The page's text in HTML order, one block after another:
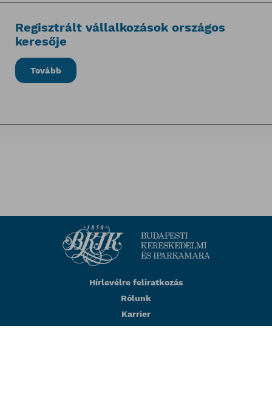
Regisztrált vállalkozások országos
keresője
Tovább
Hírlevélre feliratkozás
Rólunk
Karrier